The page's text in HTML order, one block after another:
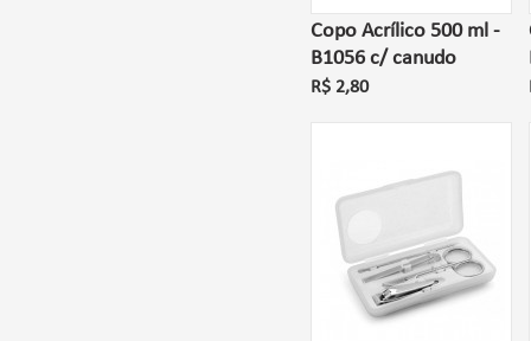
Copo Acrílico 500 ml -
B1056 c/ canudo
R$ 2,80